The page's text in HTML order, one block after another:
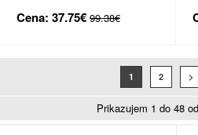
26 Kratek Rokav
Cena: 37.75€ 99.38€
1 2 >
Prikazujem 1 do 48